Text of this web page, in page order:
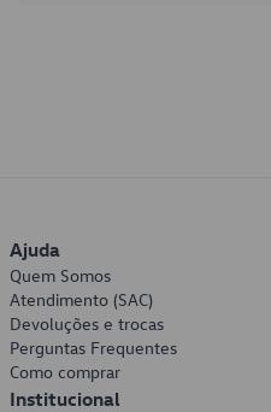
Ajuda
Quem Somos
Atendimento (SAC)
Devoluções e trocas
Perguntas Frequentes
Como comprar
Institucional